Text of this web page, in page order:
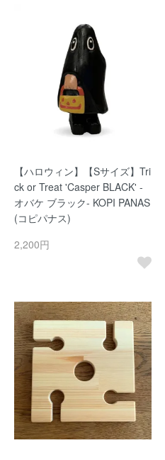
【ハロウィン】【Sサイズ】Tri
ck or Treat 'Casper BLACK' -
オバケ ブラック- KOPI PANAS
(コピパナス)
2,200円